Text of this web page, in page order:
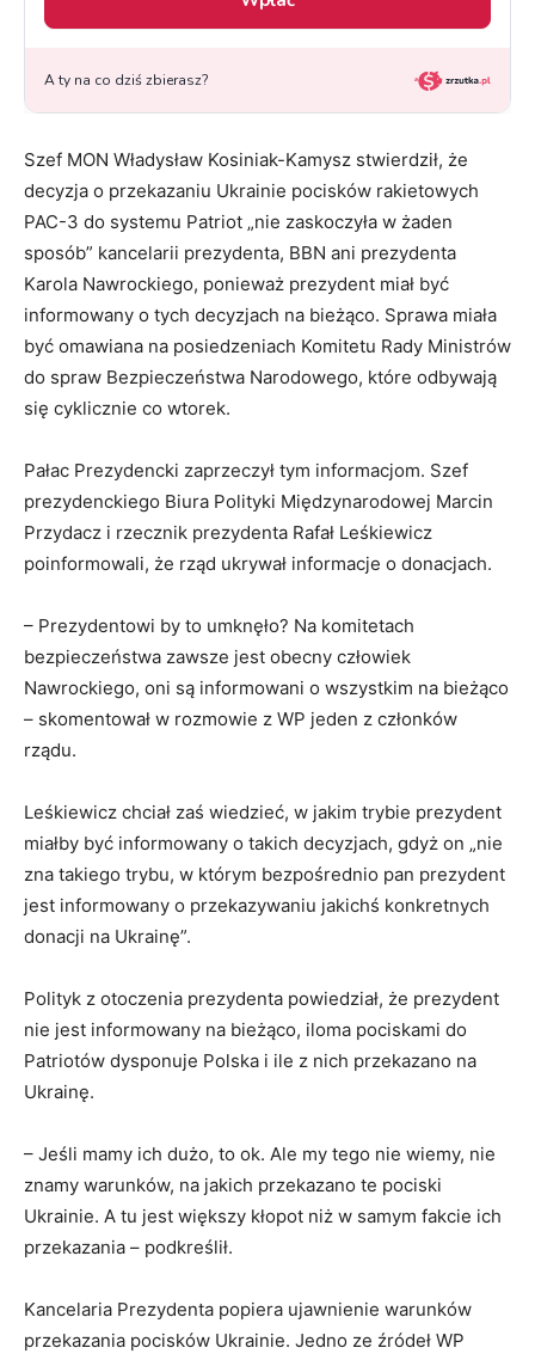
Szef MON Władysław Kosiniak-Kamysz stwierdził, że
decyzja o przekazaniu Ukrainie pocisków rakietowych
PAC-3 do systemu Patriot „nie zaskoczyła w żaden
sposób” kancelarii prezydenta, BBN ani prezydenta
Karola Nawrockiego, ponieważ prezydent miał być
informowany o tych decyzjach na bieżąco. Sprawa miała
być omawiana na posiedzeniach Komitetu Rady Ministrów
do spraw Bezpieczeństwa Narodowego, które odbywają
się cyklicznie co wtorek.
Pałac Prezydencki zaprzeczył tym informacjom. Szef
prezydenckiego Biura Polityki Międzynarodowej Marcin
Przydacz i rzecznik prezydenta Rafał Leśkiewicz
poinformowali, że rząd ukrywał informacje o donacjach.
– Prezydentowi by to umknęło? Na komitetach
bezpieczeństwa zawsze jest obecny człowiek
Nawrockiego, oni są informowani o wszystkim na bieżąco
– skomentował w rozmowie z WP jeden z członków
rządu.
Leśkiewicz chciał zaś wiedzieć, w jakim trybie prezydent
miałby być informowany o takich decyzjach, gdyż on „nie
zna takiego trybu, w którym bezpośrednio pan prezydent
jest informowany o przekazywaniu jakichś konkretnych
donacji na Ukrainę”.
Polityk z otoczenia prezydenta powiedział, że prezydent
nie jest informowany na bieżąco, iloma pociskami do
Patriotów dysponuje Polska i ile z nich przekazano na
Ukrainę.
– Jeśli mamy ich dużo, to ok. Ale my tego nie wiemy, nie
znamy warunków, na jakich przekazano te pociski
Ukrainie. A tu jest większy kłopot niż w samym fakcie ich
przekazania – podkreślił.
Kancelaria Prezydenta popiera ujawnienie warunków
przekazania pocisków Ukrainie. Jedno ze źródeł WP